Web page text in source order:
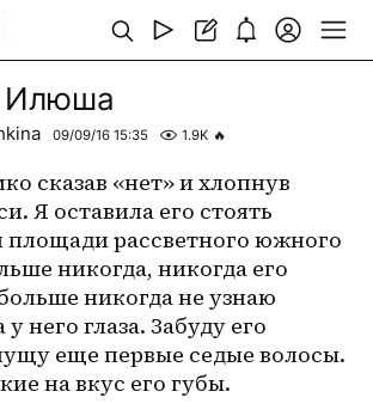
Илюша
09/09/16 15:35 1.9K 🔥
сказав «нет» и хлопнув
Я оставила его стоять
площади рассветного южного
никогда, никогда его
никогда не узнаю
него глаза. Забуду его
еще первые седые волосы.
на вкус его губы.